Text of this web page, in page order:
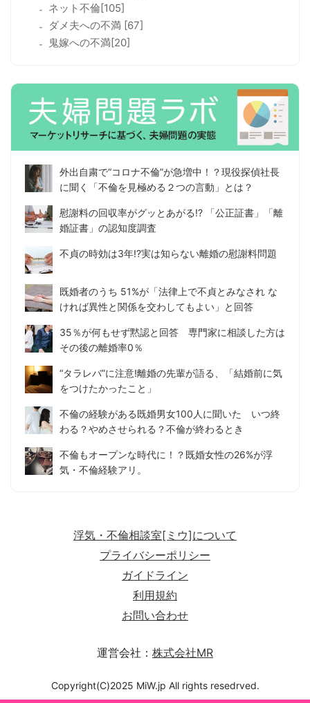
ネット不倫[105]
ダメ夫への不満 [67]
鬼嫁への不満[20]
外出自粛で“コロナ不倫”が急増中！？現役探偵社長
に聞く「不倫を見極める２つの言動」とは？
慰謝料の回収率がグッとあがる!? 「公正証書」「離
婚証書」の認知度調査
不貞の時効は3年!?実は知らない離婚の慰謝料問題
既婚者のうち 51%が「法律上で不貞とみなされ な
ければ異性と関係を交わしてもよい」と回答
35％が何もせず黙認と回答 専門家に相談した方は
その後の離婚率0％
“タラレバ”に注意!離婚の先輩が語る、「結婚前に気
をつけたかったこと」
不倫の経験がある既婚男女100人に聞いた いつ終
わる？やめさせられる？不倫が終わるとき
不倫もオープンな時代に！？既婚女性の26%が浮
気・不倫経験アリ。
浮気・不倫相談室[ミウ]について
プライバシーポリシー
ガイドライン
利用規約
お問い合わせ
運営会社： 株式会社MR
Copyright(C)2025 MiW.jp All rights resedrved.